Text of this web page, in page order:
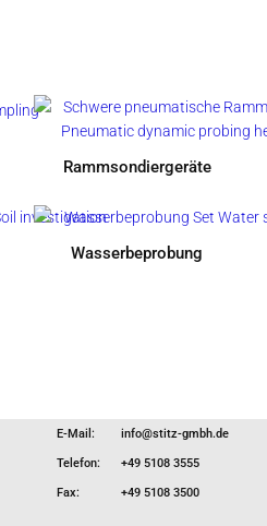
Ramm­son­dier­ge­rä­te
Was­ser­be­pro­bung
E-Mail:
Telefon:
Fax:
info@stitz-gmbh.de
+49 5108 3555
+49 5108 3500